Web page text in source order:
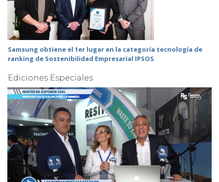
Samsung obtiene el 1er lugar en la categoría tecnología de
ranking de Sostenibilidad Empresarial IPSOS
Ediciones Especiales